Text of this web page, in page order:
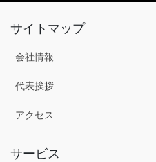
サイトマップ
会社情報
代表挨拶
アクセス
サービス